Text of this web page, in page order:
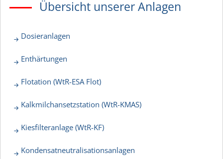
Übersicht unserer Anlagen
Dosieranlagen
Enthärtungen
Flotation (WtR-ESA Flot)
Kalkmilchansetzstation (WtR-KMAS)
Kiesfilteranlage (WtR-KF)
Kondensatneutralisationsanlagen